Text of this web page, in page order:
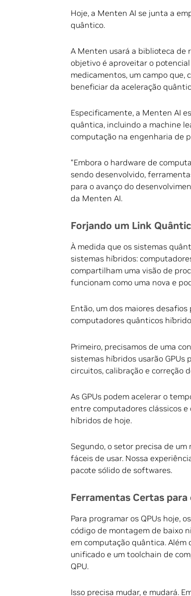
Hoje, a Menten AI se junta a
quântico.
A Menten usará a biblioteca de
objetivo é aproveitar o
medicamentos, um campo que,
beneficiar da aceleração
Especificamente, a Menten AI
quântica, incluindo a machine
computação na engenharia de
“Embora o hardware de
sendo desenvolvido,
para o avanço do
da Menten AI.
Forjando um Link
À medida que os sistemas
sistemas híbridos:
compartilham uma visão de
funcionam como uma nova e
Então, um dos maiores
computadores quânticos
Primeiro, precisamos de uma
sistemas híbridos usarão GPUs
circuitos, calibração e correção
As GPUs podem acelerar o
entre computadores clássicos
híbridos de hoje.
Segundo, o setor precisa de
fáceis de usar. Nossa
pacote sólido de softwares.
Ferramentas Certas para
Para programar os QPUs hoje,
código de montagem de baixo
em computação quântica. Além
unificado e um toolchain de
QPU.
Isso precisa mudar, e mudará.